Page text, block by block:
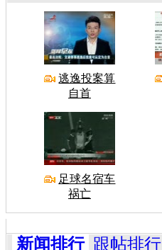
逃逸投案算
自首
足球名宿车
祸亡
新闻排行 跟帖排行